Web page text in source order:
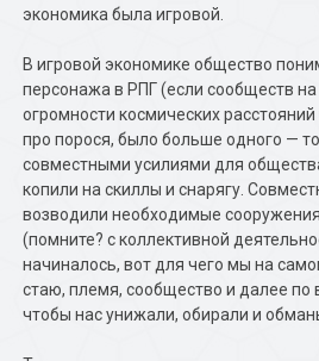
экономика была игровой.
В игровой экономике общество
персонажа в РПГ (если сообществ
огромности космических
про порося, было больше одного —
совместными усилиями для
копили на скиллы и снарягу.
возводили необходимые
(помните? с коллективной
начиналось, вот для чего мы на
стаю, племя, сообщество и далее по
чтобы нас унижали, обирали и